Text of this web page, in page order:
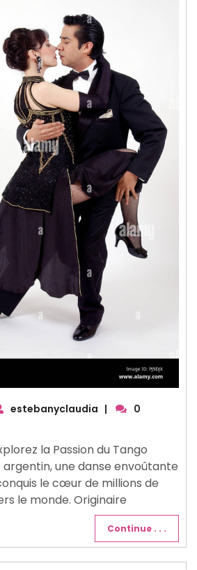
estebanyclaudia |
0
la Passion du Tango
une danse envoûtante
le cœur de millions de
le monde. Originaire
Continue . . .